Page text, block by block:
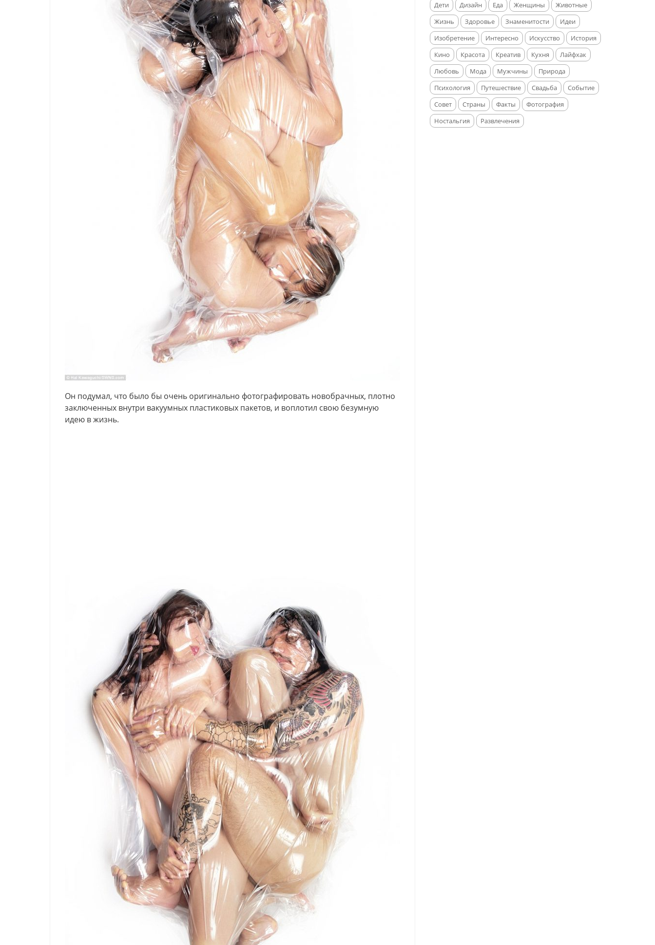
Он подумал, что было бы очень оригинально фотографировать новобрачных, плотно
заключенных внутри вакуумных пластиковых пакетов, и воплотил свою безумную
идею в жизнь.
Дети Дизайн Еда Женщины
Животные
Жизнь
Здоровье Знаменитости
Идеи
Изобретение
Интересно Искусство
История
Кино
Красота Креатив Кухня
Лайфхак
Любовь
Мода Мужчины
Природа
Психология
Путешествие Свадьба
Событие
Совет
Страны Факты
Фотография
Ностальгия
Развлечения